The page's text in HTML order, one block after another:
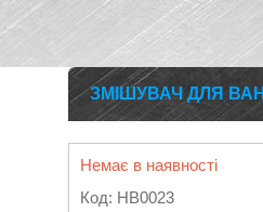
ЗМІШУВАЧ ДЛЯ
Немає в наявності
Код: HB0023